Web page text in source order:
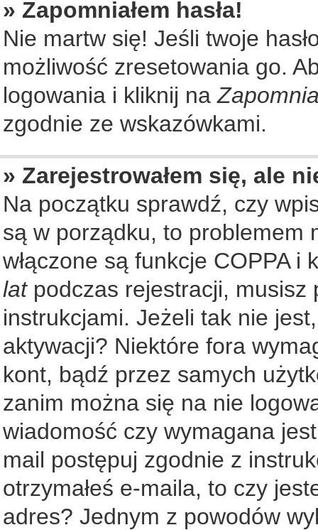
» Zapomniałem hasła!
Nie martw się! Jeśli twoje
możliwość zresetowania go.
logowania i kliknij na
zgodnie ze wskazówkami.
» Zarejestrowałem się, ale
Na początku sprawdź, czy
są w porządku, to problemem
włączone są funkcje COPPA i
latpodczas rejestracji, musisz
instrukcjami. Jeżeli tak nie
aktywacji? Niektóre fora
kont, bądź przez samych
zanim można się na nie
wiadomość czy wymagana
mail postępuj zgodnie z
otrzymałeś e-maila, to czy
adres? Jednym z powodów